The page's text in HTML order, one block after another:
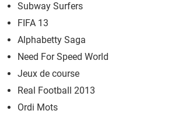
Subway Surfers
FIFA 13
Alphabetty Saga
Need For Speed World
Jeux de course
Real Football 2013
Ordi Mots